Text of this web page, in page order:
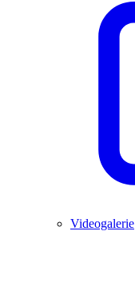
Videogalerie